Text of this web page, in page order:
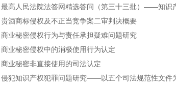
最高人民法院法答网精选答问（第三十三批）——知识
贵酒商标侵权及不正当竞争案二审判决概要
商业秘密侵权行为与责任承担疑难问题研究
商业秘密侵权中的消极使用行为认定
商业秘密非直接使用的司法认定
侵犯知识产权犯罪问题研究——以五个司法规范性文件